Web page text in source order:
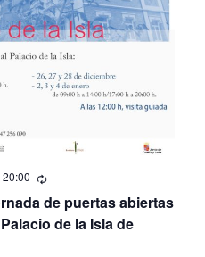
20:00
de puertas abiertas
de la Isla de